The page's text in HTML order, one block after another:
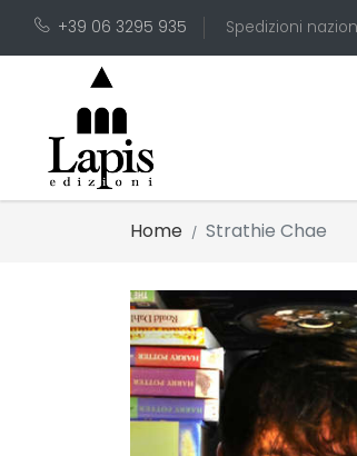
+39 06 3295 935 Spedizioni
Home Strathie Chae